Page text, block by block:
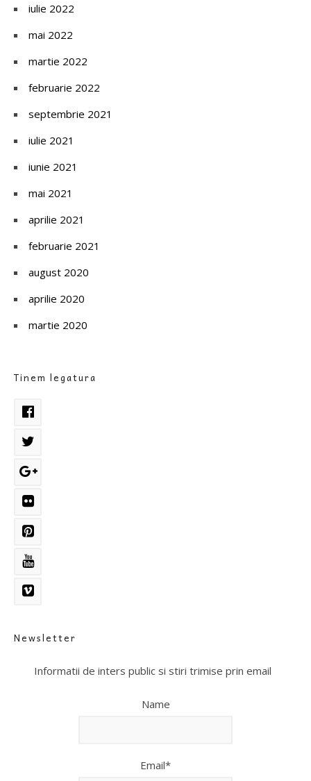
iulie 2022
mai 2022
martie 2022
februarie 2022
septembrie 2021
iulie 2021
iunie 2021
mai 2021
aprilie 2021
februarie 2021
august 2020
aprilie 2020
martie 2020
Tinem legatura
Newsletter
Informatii de inters public si stiri trimise prin email
Name
Email*